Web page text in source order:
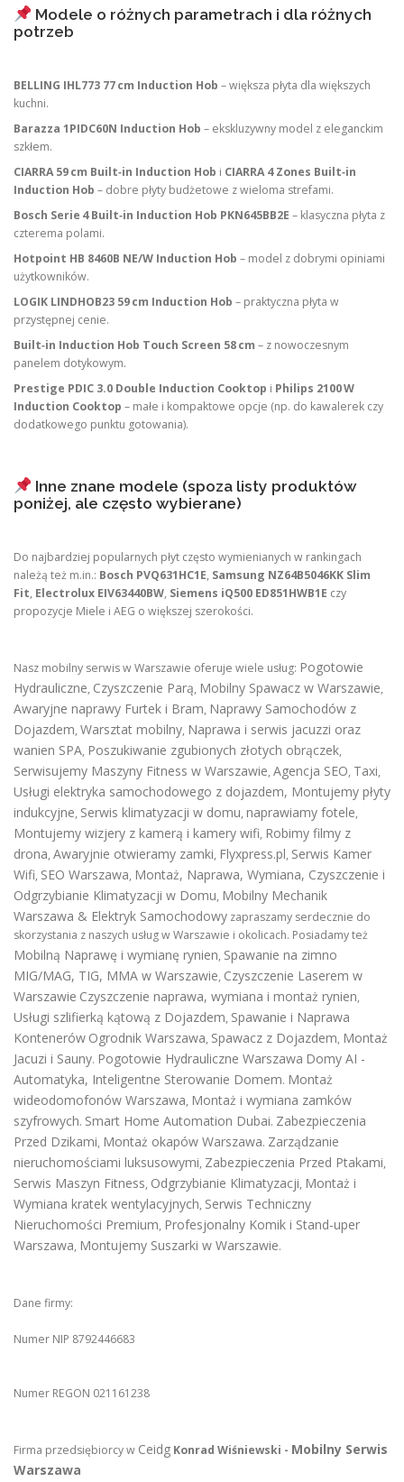
Modele o różnych parametrach i dla różnych
potrzeb
BELLING IHL773 77 cm Induction Hob – większa płyta dla większych
kuchni.
Barazza 1PIDC60N Induction Hob – ekskluzywny model z eleganckim
szkłem.
CIARRA 59 cm Built‑in Induction Hob i CIARRA 4 Zones Built‑in
Induction Hob – dobre płyty budżetowe z wieloma strefami.
Bosch Serie 4 Built‑in Induction Hob PKN645BB2E – klasyczna płyta z
czterema polami.
Hotpoint HB 8460B NE/W Induction Hob – model z dobrymi opiniami
użytkowników.
LOGIK LINDHOB23 59 cm Induction Hob – praktyczna płyta w
przystępnej cenie.
Built‑in Induction Hob Touch Screen 58 cm – z nowoczesnym
panelem dotykowym.
Prestige PDIC 3.0 Double Induction Cooktop i Philips 2100 W
Induction Cooktop – małe i kompaktowe opcje (np. do kawalerek czy
dodatkowego punktu gotowania).
Inne znane modele (spoza listy produktów
poniżej, ale często wybierane)
Do najbardziej popularnych płyt często wymienianych w rankingach
należą też m.in.: Bosch PVQ631HC1E, Samsung NZ64B5046KK Slim
Fit, Electrolux EIV63440BW, Siemens iQ500 ED851HWB1E czy
propozycje Miele i AEG o większej szerokości.
Nasz mobilny serwis w Warszawie oferuje wiele usług: Pogotowie
Hydrauliczne, Czyszczenie Parą, Mobilny Spawacz w Warszawie,
Awaryjne naprawy Furtek i Bram, Naprawy Samochodów z
Dojazdem, Warsztat mobilny, Naprawa i serwis jacuzzi oraz
wanien SPA, Poszukiwanie zgubionych złotych obrączek,
Serwisujemy Maszyny Fitness w Warszawie, Agencja SEO, Taxi,
Usługi elektryka samochodowego z dojazdem, Montujemy płyty
indukcyjne, Serwis klimatyzacji w domu, naprawiamy fotele,
Montujemy wizjery z kamerą i kamery wifi, Robimy filmy z
drona, Awaryjnie otwieramy zamki, Flyxpress.pl, Serwis Kamer
Wifi, SEO Warszawa, Montaż, Naprawa, Wymiana, Czyszczenie i
Odgrzybianie Klimatyzacji w Domu, Mobilny Mechanik
Warszawa & Elektryk Samochodowy zapraszamy serdecznie do
skorzystania z naszych usług w Warszawie i okolicach. Posiadamy też
Mobilną Naprawę i wymianę rynien, Spawanie na zimno
MIG/MAG, TIG, MMA w Warszawie, Czyszczenie Laserem w
Warszawie Czyszczenie naprawa, wymiana i montaż rynien,
Usługi szlifierką kątową z Dojazdem, Spawanie i Naprawa
Kontenerów Ogrodnik Warszawa, Spawacz z Dojazdem, Montaż
Jacuzi i Sauny. Pogotowie Hydrauliczne Warszawa Domy AI -
Automatyka, Inteligentne Sterowanie Domem. Montaż
wideodomofonów Warszawa, Montaż i wymiana zamków
szyfrowych. Smart Home Automation Dubai. Zabezpieczenia
Przed Dzikami, Montaż okapów Warszawa. Zarządzanie
nieruchomościami luksusowymi, Zabezpieczenia Przed Ptakami,
Serwis Maszyn Fitness, Odgrzybianie Klimatyzacji, Montaż i
Wymiana kratek wentylacyjnych, Serwis Techniczny
Nieruchomości Premium, Profesjonalny Komik i Stand-uper
Warszawa, Montujemy Suszarki w Warszawie.
Dane firmy:
Numer NIP 8792446683
Numer REGON 021161238
Firma przedsiębiorcy w Ceidg Konrad Wiśniewski - Mobilny Serwis
Warszawa